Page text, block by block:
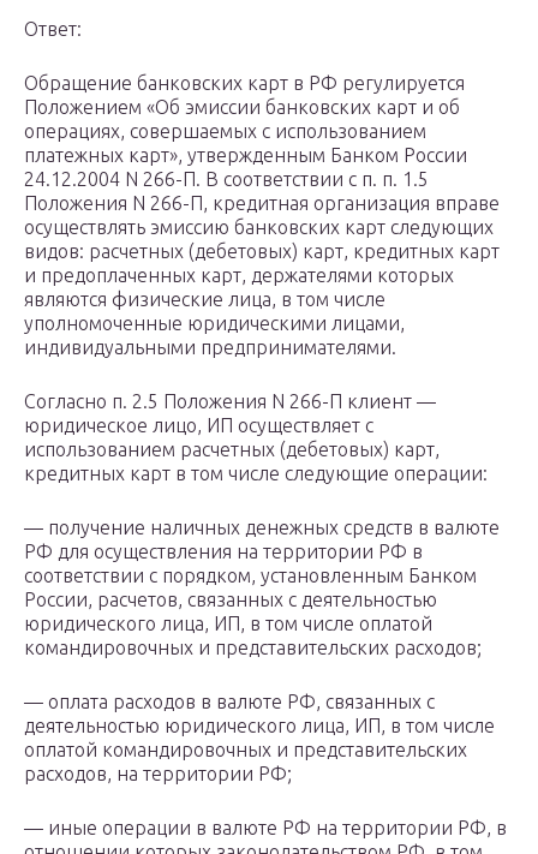
Ответ:
Обращение банковских карт в РФ регулируется
Положением «Об эмиссии банковских карт и об
операциях, совершаемых с использованием
платежных карт», утвержденным Банком России
24.12.2004 N 266-П. В соответствии с п. п. 1.5
Положения N 266-П, кредитная организация вправе
осуществлять эмиссию банковских карт следующих
видов: расчетных (дебетовых) карт, кредитных карт
и предоплаченных карт, держателями которых
являются физические лица, в том числе
уполномоченные юридическими лицами,
индивидуальными предпринимателями.
Согласно п. 2.5 Положения N 266-П клиент —
юридическое лицо, ИП осуществляет с
использованием расчетных (дебетовых) карт,
кредитных карт в том числе следующие операции:
— получение наличных денежных средств в валюте
РФ для осуществления на территории РФ в
соответствии с порядком, установленным Банком
России, расчетов, связанных с деятельностью
юридического лица, ИП, в том числе оплатой
командировочных и представительских расходов;
— оплата расходов в валюте РФ, связанных с
деятельностью юридического лица, ИП, в том числе
оплатой командировочных и представительских
расходов, на территории РФ;
— иные операции в валюте РФ на территории РФ, в